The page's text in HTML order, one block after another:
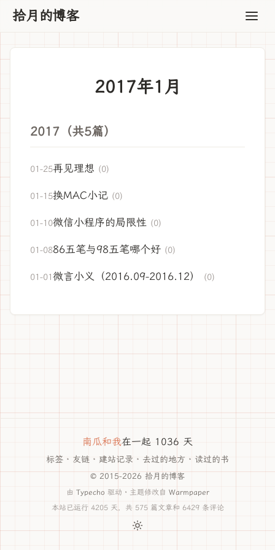
拾月的博客
2017年1月
2017（共5篇）
01-25再见理想 (0)
01-15换MAC小记 (0)
01-10微信小程序的局限性 (0)
01-0886五笔与98五笔哪个好 (0)
01-01微言小义（2016.09-2016.12） (0)
南瓜和我在一起 1036 天
标签 · 友链 · 建站记录 · 去过的地方 · 读过的书
© 2015-2026 拾月的博客
由 Typecho 驱动 · 主题修改自 Warmpaper
本站已运行 4205 天，共 575 篇文章和 6429 条评论